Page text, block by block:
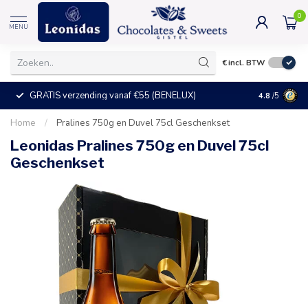
MENU
0
€incl. BTW
GRATIS verzending vanaf €55 (BENELUX) +25°C =
4.8 /5
Home / Pralines 750g en Duvel 75cl Geschenkset
Leonidas Pralines 750g en Duvel 75cl
Geschenkset